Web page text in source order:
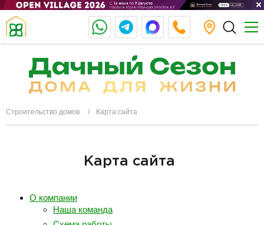
Строительство домов Карта сайта
Карта сайта
О компании
Наша команда